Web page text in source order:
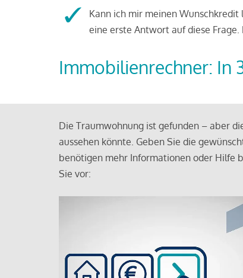
Kann ich mir meinen
eine erste Antwort auf diese Frage.
Immobilienrechner: In
Die Traumwohnung ist gefunden – aber
aussehen könnte. Geben Sie die
benötigen mehr Informationen oder Hilfe
Sie vor: